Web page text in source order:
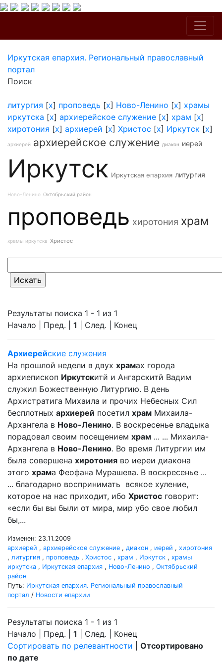
Иркутская епархия. Региональный православный
портал
Поиск
литургия [x] проповедь [x] Ново-Ленино [x] храмы
иркутска [x] архиерейское служение [x] храм [x]
хиротония [x] архиерей [x] Христос [x] Иркутск [x]
архиерей архиерейское служение диакон иерей
Иркутск Иркутская епархия литургия
Ново-Ленино Октябрьский район
проповедь хиротония храм
храмы иркутска Христос
Результаты поиска 1 - 1 из 1
Начало | Пред. | 1 | След. | Конец
Архиерейские служения
На прошлой недели в двух храмах города
архиепископ Иркутскитй и Ангарскитй Вадим
служил Божественную Литургию. В день
Архистратига Михаила и прочих Небесных Сил
бесплотных архиерей посетил храм Михаила-
Архангела в Ново-Ленино. В воскресенье владыка
порадовал своим посещением храм ... ... Михаила-
Архангела в Ново-Ленино. Во время Литургии им
была совершена хиротония во иереи диакона
этого храма Феофана Мурашева. В воскресенье ...
... благодарно воспринимать всякое хуление,
которое на нас приходит, ибо Христос говорит:
«если бы вы были от мира, мир убо свое любил
бы,...
Изменен: 23.11.2009
архиерей , архиерейское служение , диакон , иерей , хиротония
, литургия , проповедь , Христос , храм , Иркутск , храмы
иркутска , Иркутская епархия , Ново-Ленино , Октябрьский
район
Путь: Иркутская епархия. Региональный православный
портал / Новости епархии
Результаты поиска 1 - 1 из 1
Начало | Пред. | 1 | След. | Конец
Сортировать по релевантности
Отсортировано
по дате